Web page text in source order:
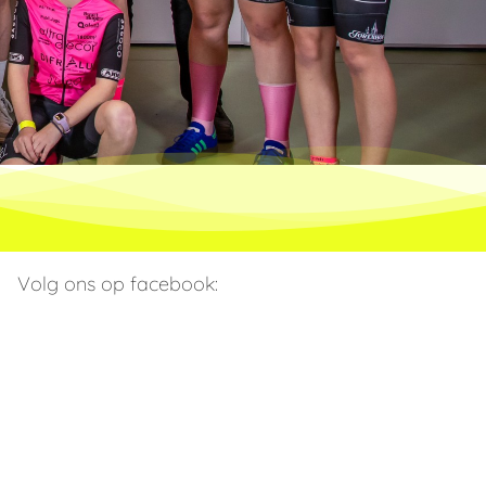
Volg ons op facebook: